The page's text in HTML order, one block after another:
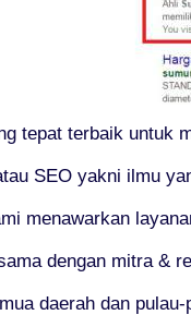
tepat terbaik untuk
SEO yakni ilmu
menawarkan
dengan mitra &
daerah dan